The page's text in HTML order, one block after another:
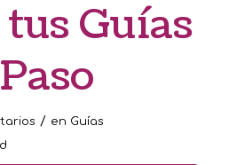
Guías
/ en Guías